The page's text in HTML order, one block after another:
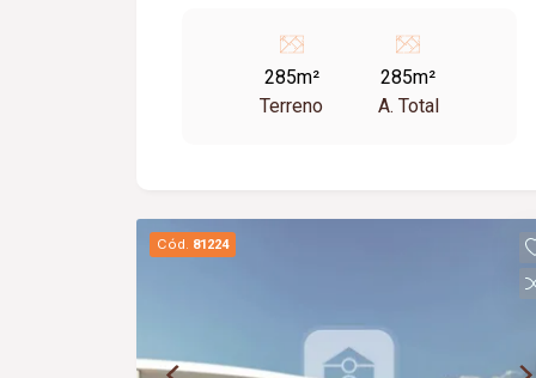
285m²
Terreno
285m²
A. Total
Cód. 81224